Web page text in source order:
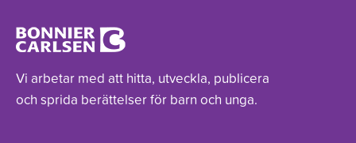
Vi arbetar med att hitta, utveckla, publicera
och sprida berättelser för barn och unga.